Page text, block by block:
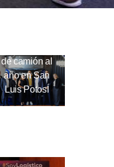
de camión al
año en San
Luis PotosÍ